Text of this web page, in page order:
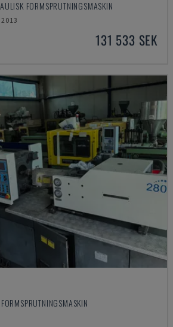
FORMSPRUTNINGSMASKIN
2013
131 533 SEK